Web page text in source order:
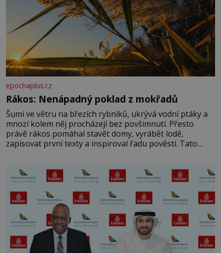
epochaplus.cz
Rákos: Nenápadný poklad z mokřadů
Šumí ve větru na březích rybníků, ukrývá vodní ptáky a
mnozí kolem něj procházejí bez povšimnutí. Přesto
právě rákos pomáhal stavět domy, vyrábět lodě,
zapisovat první texty a inspiroval řadu pověstí. Tato
letního koupání. Stačí se však podívat